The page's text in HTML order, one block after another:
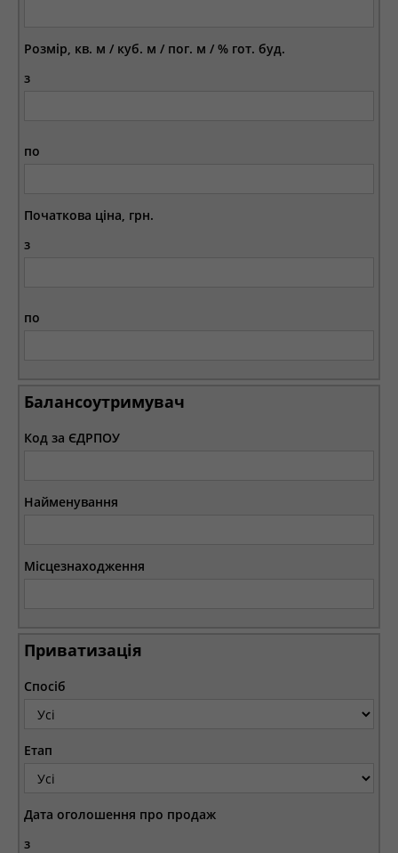
Розмір, кв. м / куб. м / пог. м / % гот. буд.
з
по
Початкова ціна, грн.
з
по
Балансоутримувач
Код за ЄДРПОУ
Найменування
Місцезнаходження
Приватизація
Спосіб
Етап
Дата оголошення про продаж
з